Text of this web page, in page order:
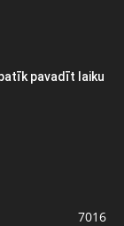
pavadīt laiku
7016